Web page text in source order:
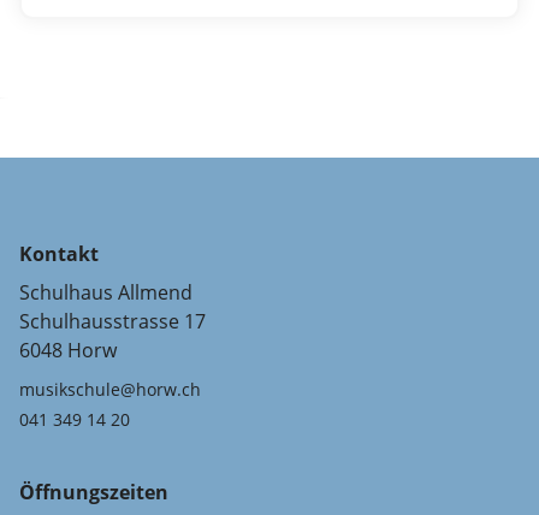
Kontakt
Schulhaus Allmend
Schulhausstrasse 17
6048 Horw
musikschule@horw.ch
041 349 14 20
Öffnungszeiten